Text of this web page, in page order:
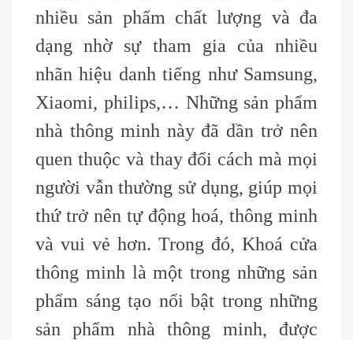
nhiều sản phẩm chất lượng và đa
dạng nhờ sự tham gia của nhiều
nhãn hiệu danh tiếng như Samsung,
Xiaomi, philips,… Những sản phẩm
nhà thông minh này đã dần trở nên
quen thuộc và thay đổi cách mà mọi
người vẫn thường sử dụng, giúp mọi
thứ trở nên tự động hoá, thông minh
và vui vẻ hơn. Trong đó, Khoá cửa
thông minh là một trong những sản
phẩm sáng tạo nổi bật trong những
sản phẩm nhà thông minh, được